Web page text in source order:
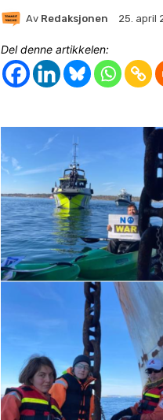
Av Redaksjonen 25. april
Del denne artikkelen: